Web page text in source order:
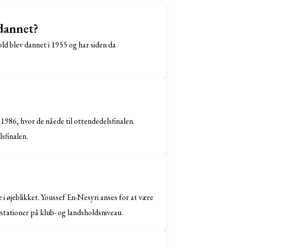
blev dannet i 1955 og har siden da
hvor de nåede til ottendedelsfinalen.
øjeblikket. Youssef En-Nesyri anses for at være
på klub- og landsholdsniveau.